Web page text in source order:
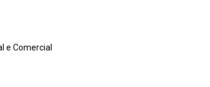
e Comercial